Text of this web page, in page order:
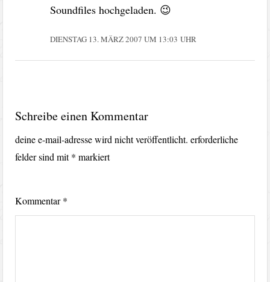
Soundfiles hochgeladen. 😉
DIENSTAG 13. MÄRZ 2007 UM 13:03 UHR
Schreibe einen Kommentar
deine e-mail-adresse wird nicht veröffentlicht. erforderliche
felder sind mit* markiert
Kommentar*